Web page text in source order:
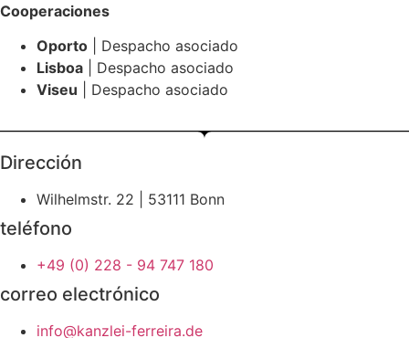
Cooperaciones
Oporto | Despacho asociado
Lisboa | Despacho asociado
Viseu | Despacho asociado
Dirección
Wilhelmstr. 22 | 53111 Bonn
teléfono
+49 (0) 228 - 94 747 180
correo electrónico
info@kanzlei-ferreira.de